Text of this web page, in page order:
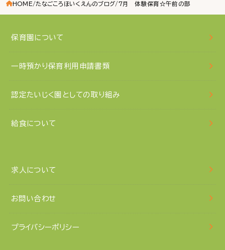
HOME たなごころほいくえんのブログ 7月 体験保育☆午前の部
保育園について
一時預かり保育利用申請書類
認定たいじく園としての取り組み
給食について
求人について
お問い合わせ
プライバシーポリシー